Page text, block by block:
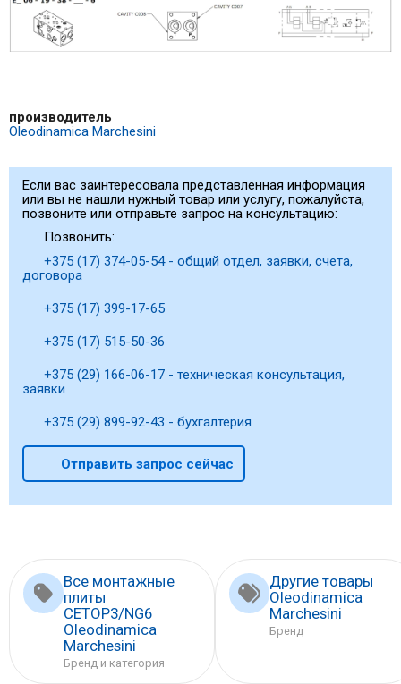
производитель
Oleodinamica Marchesini
Если вас заинтересовала представленная информация
или вы не нашли нужный товар или услугу, пожалуйста,
позвоните или отправьте запрос на консультацию:
Позвонить:
+375 (17) 374-05-54 - общий отдел, заявки, счета,
договора
+375 (17) 399-17-65
+375 (17) 515-50-36
+375 (29) 166-06-17 - техническая консультация,
заявки
+375 (29) 899-92-43 - бухгалтерия
Отправить запрос сейчас
Все монтажные
плиты
CETOP3/NG6
Oleodinamica
Marchesini
Бренд и категория
Другие товары
Oleodinamica
Marchesini
Бренд